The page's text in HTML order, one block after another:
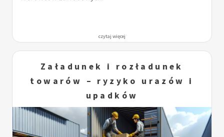
czytaj więcej
Załadunek i rozładunek
towarów – ryzyko urazów i
upadków